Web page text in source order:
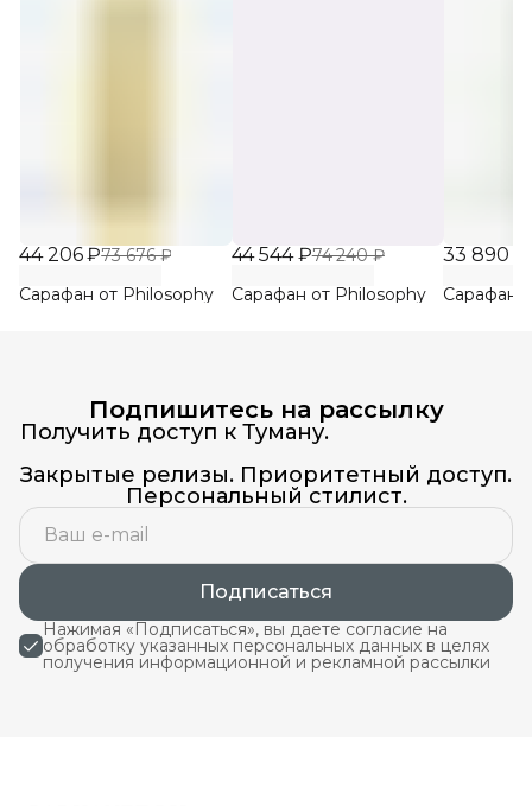
44 206 ₽73 676 ₽
Сарафан от Philosophy
44 544 ₽74 240 ₽
Сарафан от Philosophy
33 890 ₽
Сарафан
Подпишитесь на рассылку
Получить доступ к Туману.
Закрытые релизы. Приоритетный доступ.
Персональный стилист.
Подписаться
Нажимая «Подписаться», вы даете согласие на
обработку указанных персональных данных в целях
получения информационной и рекламной рассылки